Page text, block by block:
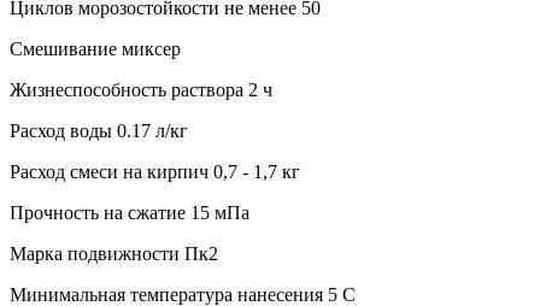
Циклов морозостойкости не менее 50
Смешивание миксер
Жизнеспособность раствора 2 ч
Расход воды 0.17 л/кг
Расход смеси на кирпич 0,7 - 1,7 кг
Прочность на сжатие 15 мПа
Марка подвижности Пк2
Минимальная температура нанесения 5 C